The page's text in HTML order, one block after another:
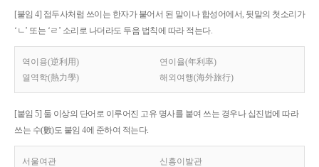
[붙임 4] 접두사처럼 쓰이는 한자가 붙어서 된 말이나 합성어에서, 뒷말의 첫소리가
‘ㄴ’ 또는 ‘ㄹ’ 소리로 나더라도 두음 법칙에 따라 적는다.
역이용(逆利用)
연이율(年利率)
열역학(熱力學)
해외여행(海外旅行)
[붙임 5] 둘 이상의 단어로 이루어진 고유 명사를 붙여 쓰는 경우나 십진법에 따라
쓰는 수(數)도 붙임 4에 준하여 적는다.
서울여관 신흥이발관